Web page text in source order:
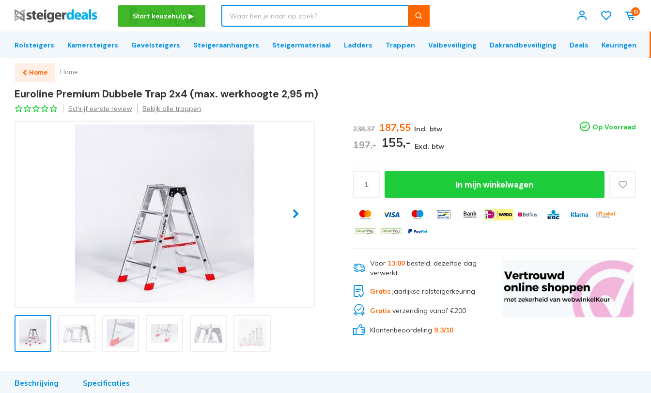
Start keuzehulp ▶ 0
Rolsteigers Kamersteigers Gevelsteigers Steigeraanhangers Steigermateriaal Ladders Trappen Valbeveiliging Dakrandbeveiliging Deals Keuringen
Home Home
Euroline Premium Dubbele Trap 2x4 (max. werkhoogte 2,95 m)
Schrijf eerste review Bekijk alle trappen
238,37 187,55 Incl. btw
197,- 155,- Excl. btw
Op Voorraad
In mijn winkelwagen
Voor 13:00 besteld, dezelfde dag
verwerkt
Gratis jaarlijkse rolsteigerkeuring
Gratis verzending vanaf €200
Klantenbeoordeling 9,3/10
Beschrijving Specificaties